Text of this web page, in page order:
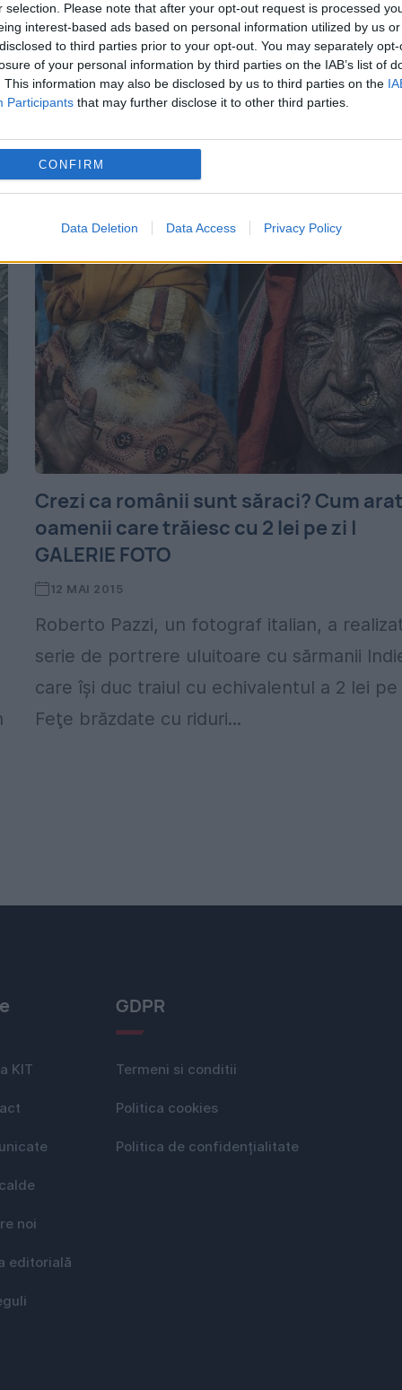
selection. Please note that after your opt-out request is processed
interest-based ads based on personal information utilized by us
to third parties prior to your opt-out. You may separately
of your personal information by third parties on the IAB’s list of
This information may also be disclosed by us to third parties on the
Participants that may further disclose it to other third parties.
CONFIRM
Data Deletion Data Access Privacy Policy
Musulman OMORÂT în bătaie pentru
mâncat carne de vită
30 SEPTEMBRIE 2015
Un musulman în vârstă de 50 de ani a fost
omorât în bătaie într-un sat din India în
unor zvonuri că ar fi mâncat carne de vită,
Crezi ca românii sunt săraci? Cum
oamenii care trăiesc cu 2 lei pe zi |
GALERIE FOTO
12 MAI 2015
Roberto Pazzi, un fotograf italian, a
serie de portrere uluitoare cu sărmanii
care îşi duc traiul cu echivalentul a 2 lei pe
Feţe brăzdate cu riduri...
KIT
noi
editorială
GDPR
Termeni si conditii
Politica cookies
Politica de confidențialitate